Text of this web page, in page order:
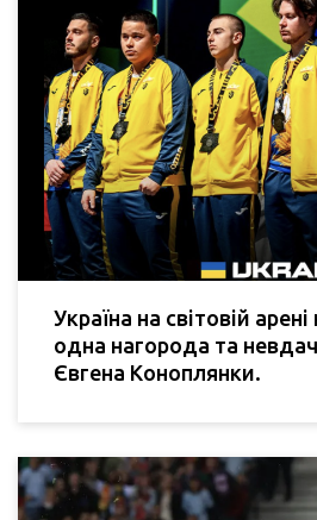
Україна на світовій
одна нагорода та
Євгена Коноплянки.